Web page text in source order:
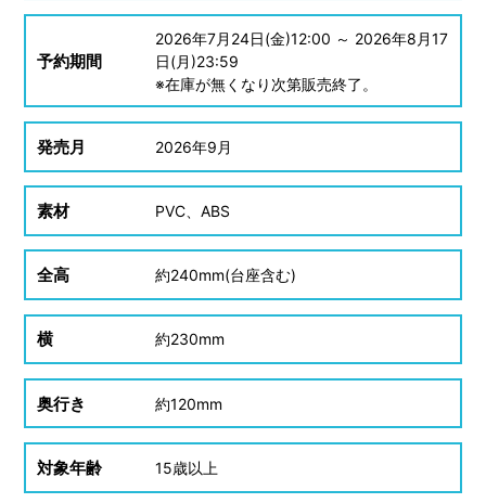
予約期間
2026年7月 24日(金)12:00 ～ 2026年8 月17
日(月)23:59
※在庫が無くなり次第販売終了。
発売月 2026年9 月
素材 PVC、ABS
全高 約240mm(台座含む)
横 約230mm
奥行き 約120mm
対象年齢 15歳以上